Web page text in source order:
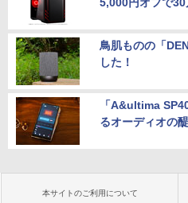
5,000円オフで30
鳥肌ものの「
した！
「A&ultima
るオーディオの
本サイトのご利用について